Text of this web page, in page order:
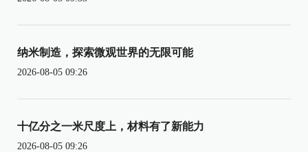
纳米制造，探索微观世界的无限可能
2026-08-05 09:26
十亿分之一米尺度上，材料有了新能力
2026-08-05 09:26